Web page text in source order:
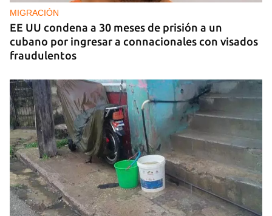
MIGRACIÓN
EE UU condena a 30 meses de prisión a un
cubano por ingresar a connacionales con visados
fraudulentos